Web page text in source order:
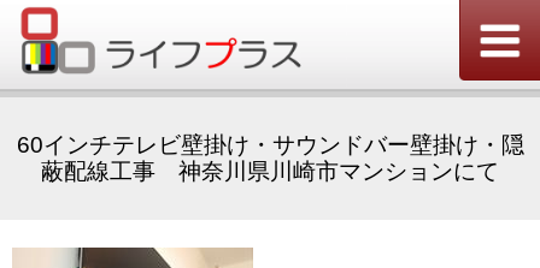
60インチテレビ壁掛け・サウンドバー壁掛け・隠
蔽配線工事 神奈川県川崎市マンションにて